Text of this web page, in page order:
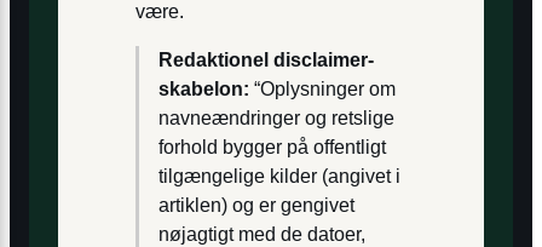
være.
Redaktionel disclaimer­
skabelon: “Oplysninger om
navneændringer og retslige
forhold bygger på offentligt
tilgængelige kilder (angivet i
artiklen) og er gengivet
nøjagtigt med de datoer,